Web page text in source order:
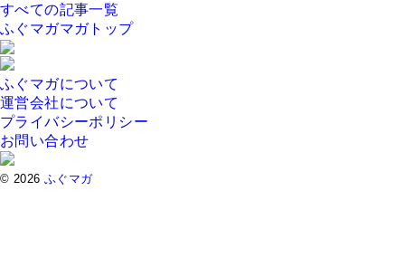
すべての記事一覧
ふぐマガマガトップ
ふぐマガについて
運営会社について
プライバシーポリシー
お問い合わせ
© 2026 ふぐマガ